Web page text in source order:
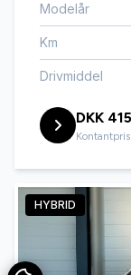
Modelår
Km
Drivmiddel
DKK
Kontantpris
HYBRID